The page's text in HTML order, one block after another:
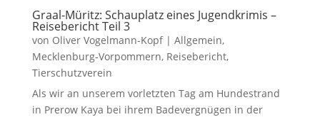
Graal-Müritz: Schauplatz eines Jugendkrimis –
Reisebericht Teil 3
von Oliver Vogelmann-Kopf| Allgemein,
Mecklenburg-Vorpommern, Reisebericht,
Tierschutzverein
Als wir an unserem vorletzten Tag am Hundestrand
in Prerow Kaya bei ihrem Badevergnügen in der